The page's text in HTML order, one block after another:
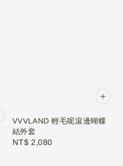
VVVLAND 輕毛呢滾邊蝴蝶
結外套
Regular
NT$ 2,080